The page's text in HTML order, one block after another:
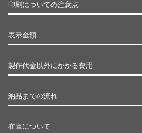
印刷についての注意点
表示金額
製作代金以外にかかる費用
納品までの流れ
在庫について